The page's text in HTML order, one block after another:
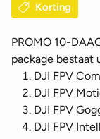
Korting
PROMO 10-
package bestaat
DJI FPV
DJI FPV
DJI FPV
DJI FPV